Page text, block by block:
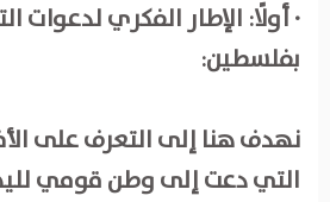
· أولًا: الإطار الفكري لدعوات
بفلسطين:
نهدف هنا إلى التعرف على
التي دعت إلى وطن قومي